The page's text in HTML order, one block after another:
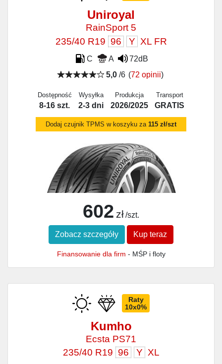
Uniroyal
RainSport 5
235/40 R19 96 Y XL FR
C A
72dB
5,0/6 (72 opinii)
Dostępność
8-16 szt.
Wysyłka
2-3 dni
Produkcja
2026/2025
Transport
GRATIS
Dodaj czujnik TPMS w koszyku za 115 zł/szt
602 zł /szt.
Zobacz szczegóły Kup teraz
Finansowanie dla firm - MŚP i floty
Raty
10x0%
Kumho
Ecsta PS71
235/40 R19 96 Y XL